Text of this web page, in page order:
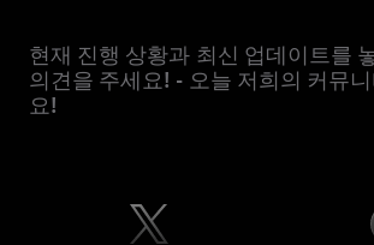
현재 진행 상황과 최신 업데이트를
의견을 주세요! - 오늘 저희의 커뮤
요!